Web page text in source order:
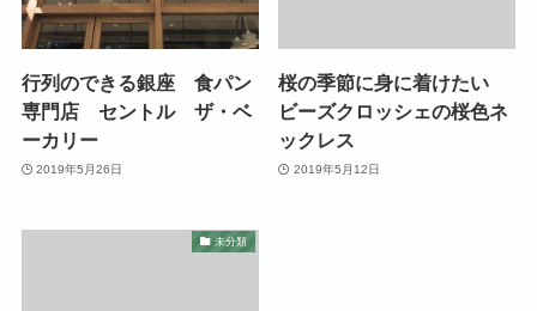
行列のできる銀座 食パン
専門店 セントル ザ・ベ
ーカリー
2019年5月26日
桜の季節に身に着けたい
ビーズクロッシェの桜色ネ
ックレス
2019年5月12日
未分類